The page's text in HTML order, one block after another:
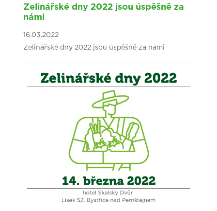
Zelinářské dny 2022 jsou úspěšně za
námi
16.03.2022
Zelinářské dny 2022 jsou úspěšně za námi